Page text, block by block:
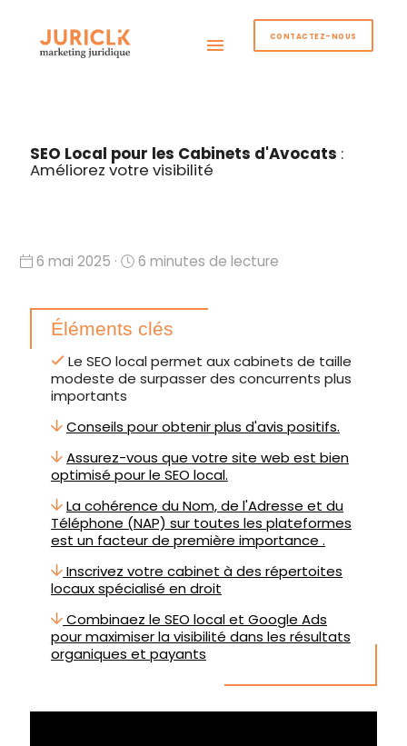
menu CONTACTEZ-NOUS
SEO Local pour les Cabinets d'Avocats :
Améliorez votre visibilité
6 mai 2025 · 6 minutes de lecture
Éléments clés
Le SEO local permet aux cabinets de taille
modeste de surpasser des concurrents plus
importants
Conseils pour obtenir plus d'avis positifs.
Assurez-vous que votre site web est bien
optimisé pour le SEO local.
La cohérence du Nom, de l'Adresse et du
Téléphone (NAP) sur toutes les plateformes
est un facteur de première importance .
Inscrivez votre cabinet à des répertoites
locaux spécialisé en droit
Combinaez le SEO local et Google Ads
pour maximiser la visibilité dans les résultats
organiques et payants